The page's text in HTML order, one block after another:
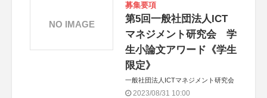
募集要項
第5回一般社団法人ICT
マネジメント研究会 学
生小論文アワード《学生
限定》
一般社団法人ICTマネジメント研究会
2023/08/31 10:00
NO IMAGE